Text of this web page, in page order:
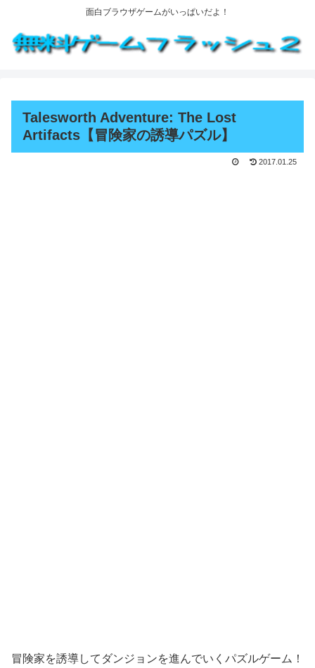
面白ブラウザゲームがいっぱいだよ！
Talesworth Adventure: The Lost
Artifacts【冒険家の誘導パズル】
2017.01.25
冒険家を誘導してダンジョンを進んでいくパズルゲーム！